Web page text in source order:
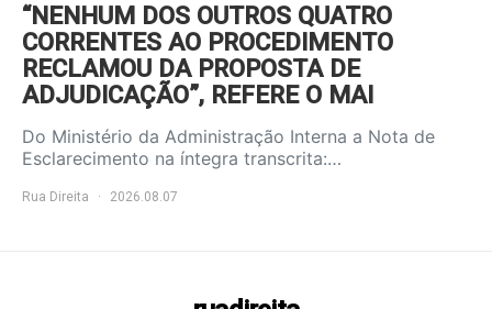
“NENHUM DOS OUTROS QUATRO
CORRENTES AO PROCEDIMENTO
RECLAMOU DA PROPOSTA DE
ADJUDICAÇÃO”, REFERE O MAI
Do Ministério da Administração Interna a Nota de
Esclarecimento na íntegra transcrita:…
Rua Direita 2026.08.07